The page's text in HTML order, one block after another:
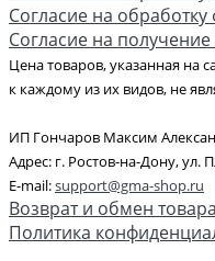
Согласие на
Согласие на
Цена товаров, указанная на
к каждому из их видов, не
ИП Гончаров Максим
Адрес: г. Ростов-на-Дону, ул.
E-mail:support@gma-shop.ru
Возврат и обмен товара
Политика